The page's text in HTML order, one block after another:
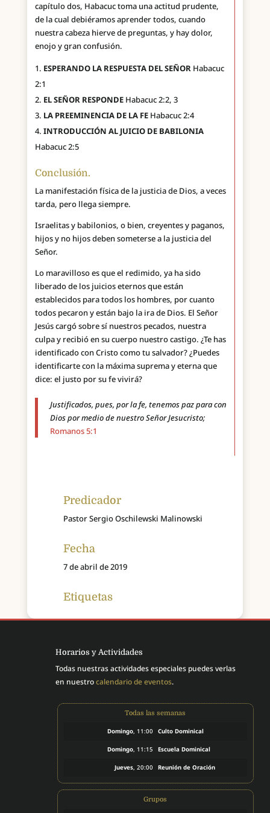
capítulo dos, Habacuc toma una actitud prudente,
de la cual debiéramos aprender todos, cuando
nuestra cabeza hierve de preguntas, y hay dolor,
enojo y gran confusión.
ESPERANDO LA RESPUESTA DEL SEÑOR Habacuc
2:1
EL SEÑOR RESPONDE Habacuc 2:2, 3
LA PREEMINENCIA DE LA FE Habacuc 2:4
INTRODUCCIÓN AL JUICIO DE BABILONIA
Habacuc 2:5
Conclusión.
La manifestación física de la justicia de Dios, a veces
tarda, pero llega siempre.
Israelitas y babilonios, o bien, creyentes y paganos,
hijos y no hijos deben someterse a la justicia del
Señor.
Lo maravilloso es que el redimido, ya ha sido
liberado de los juicios eternos que están
establecidos para todos los hombres, por cuanto
todos pecaron y están bajo la ira de Dios. El Señor
Jesús cargó sobre sí nuestros pecados, nuestra
culpa y recibió en su cuerpo nuestro castigo. ¿Te has
identificado con Cristo como tu salvador? ¿Puedes
identificarte con la máxima suprema y eterna que
dice: el justo por su fe vivirá?
Justificados, pues, por la fe, tenemos paz para con
Dios por medio de nuestro Señor Jesucristo;
Romanos 5:1
Predicador
Pastor Sergio Oschilewski Malinowski
Fecha
7 de abril de 2019
Etiquetas
Horarios y Actividades
Todas nuestras actividades especiales puedes verlas
en nuestrocalendario de eventos.
Todas las semanas
Domingo, 11:00 Culto Dominical
Domingo, 11:15 Escuela Dominical
Jueves, 20:00 Reunión de Oración
Grupos